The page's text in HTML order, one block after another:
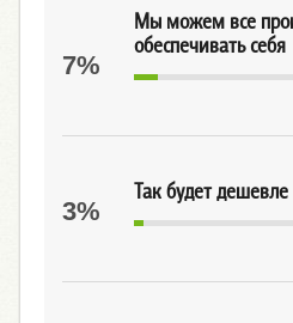
Мы можем все
обеспечивать себя
7%
Так будет дешевле
3%